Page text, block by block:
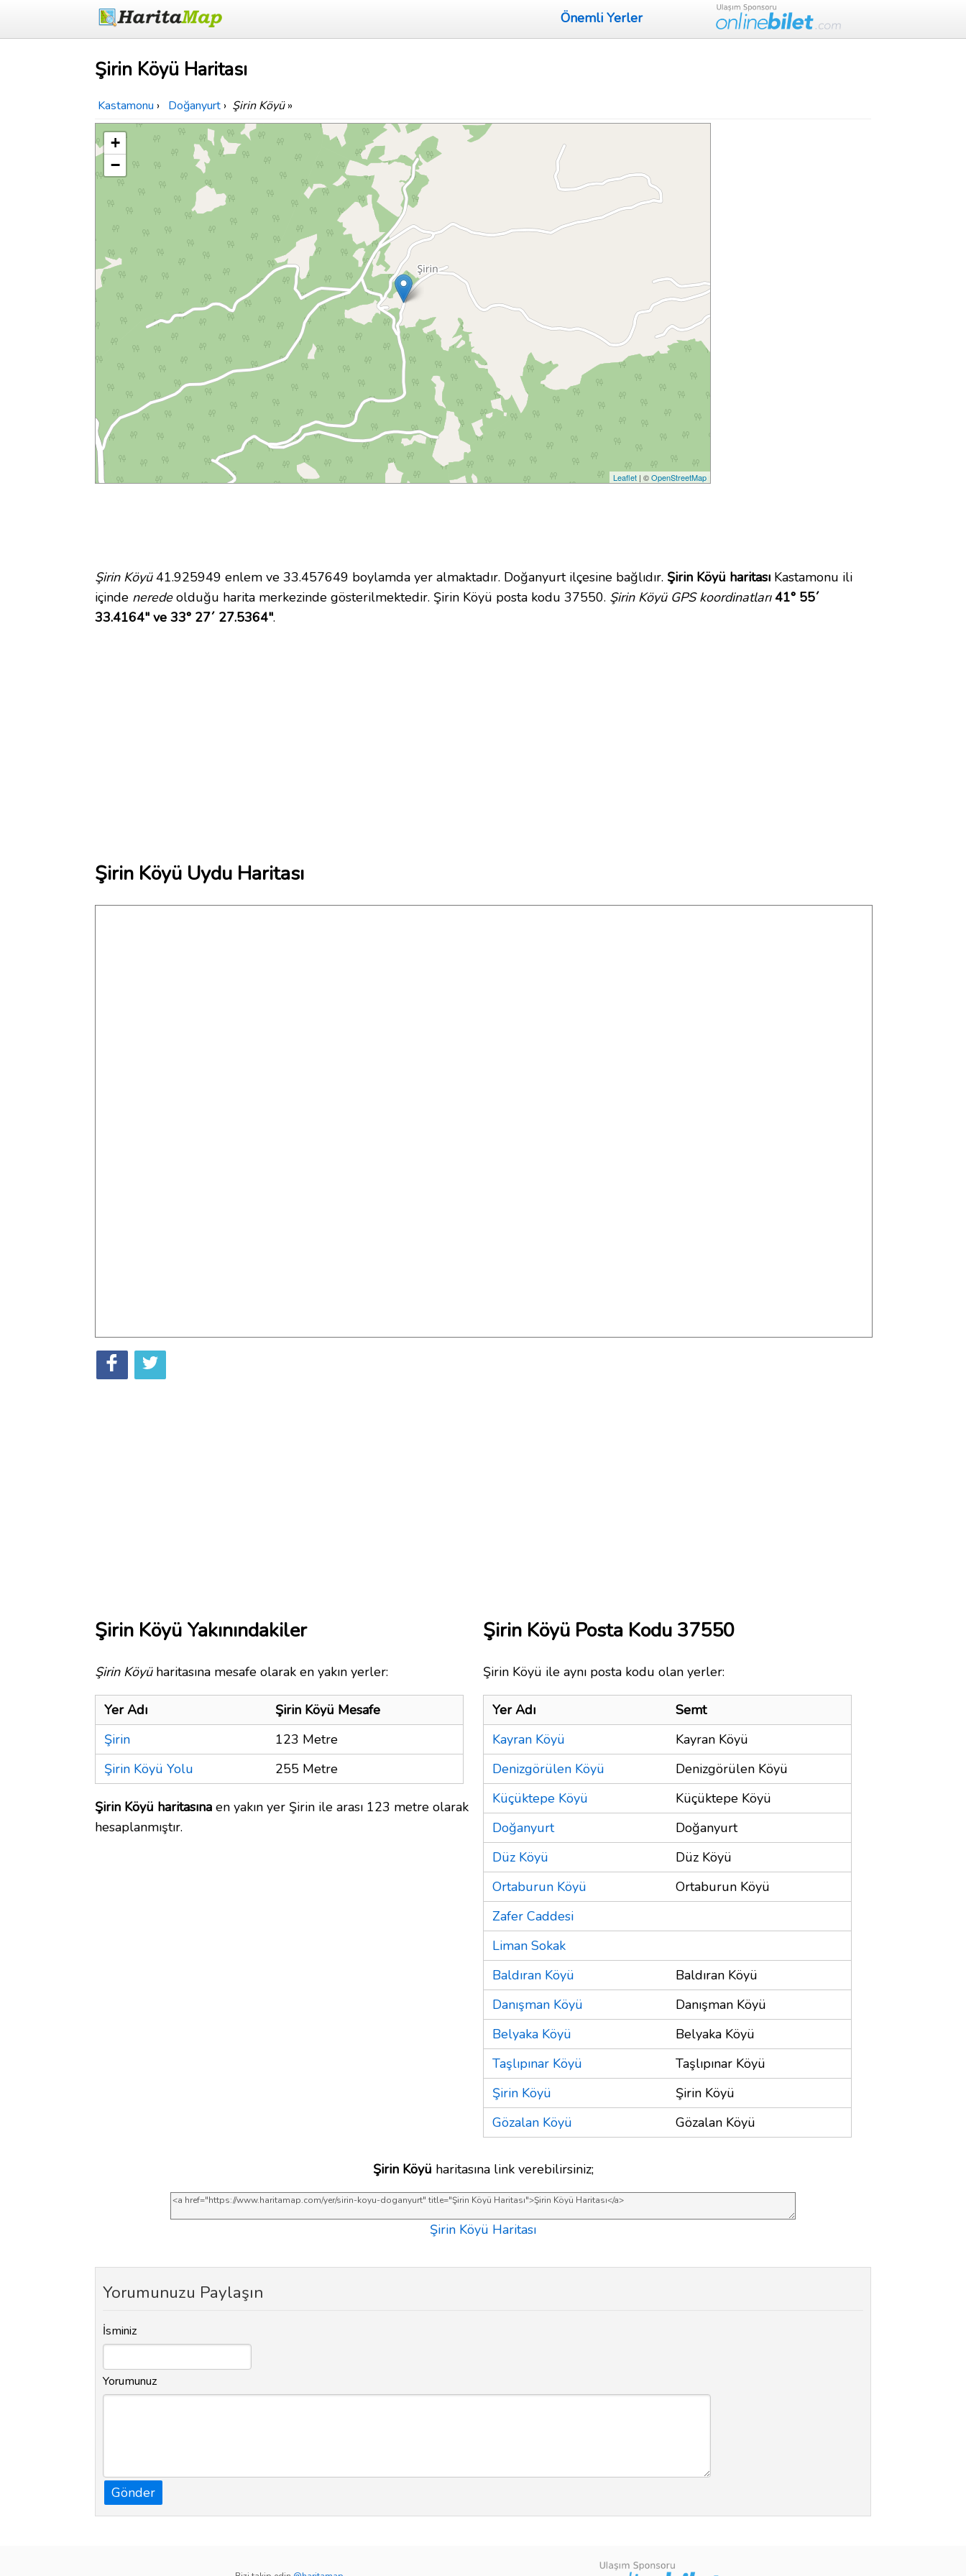
Önemli Yerler
Şirin Köyü Haritası
Kastamonu › Doğanyurt › Şirin Köyü»
+
−
Leaflet | ©OpenStreetMap
Şirin Köyü41.925949 enlem ve 33.457649 boylamda yer almaktadır. Doğanyurt ilçesine bağlıdır. Şirin Köyü haritası Kastamonu ili
içinde neredeolduğu harita merkezinde gösterilmektedir. Şirin Köyü posta kodu 37550. Şirin Köyü GPS koordinatları 41° 55´
33.4164" ve 33° 27´ 27.5364".
Şirin Köyü Uydu Haritası
Şirin Köyü Yakınındakiler
Şirin Köyüharitasına mesafe olarak en yakın yerler:
Yer Adı
Şirin Köyü Mesafe
Şirin
123 Metre
Şirin Köyü Yolu
255 Metre
Şirin Köyü haritasına en yakın yer Şirin ile arası 123 metre olarak
hesaplanmıştır.
Şirin Köyü Posta Kodu 37550
Şirin Köyü ile aynı posta kodu olan yerler:
Yer Adı
Semt
Kayran Köyü
Kayran Köyü
Denizgörülen Köyü
Denizgörülen Köyü
Küçüktepe Köyü
Küçüktepe Köyü
Doğanyurt
Doğanyurt
Düz Köyü
Düz Köyü
Ortaburun Köyü
Ortaburun Köyü
Zafer Caddesi
Liman Sokak
Baldıran Köyü
Baldıran Köyü
Danışman Köyü
Danışman Köyü
Belyaka Köyü
Belyaka Köyü
Taşlıpınar Köyü
Taşlıpınar Köyü
Şirin Köyü
Şirin Köyü
Gözalan Köyü
Gözalan Köyü
Şirin Köyü haritasına link verebilirsiniz;
Şirin Köyü Haritası
Yorumunuzu Paylaşın
İsminiz
Yorumunuz
Gönder